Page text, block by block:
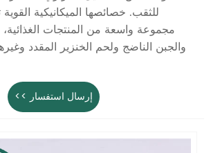
للثقب. خصائصها الميكانيكية القوية
مجموعة واسعة من المنتجات الغذائية،
والجبن الناضج ولحم الخنزير المقدد
إرسال استفسار >>